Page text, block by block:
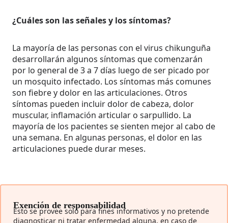
¿Cuáles son las señales y los síntomas?
La mayoría de las personas con el virus chikunguña
desarrollarán algunos síntomas que comenzarán
por lo general de 3 a 7 días luego de ser picado por
un mosquito infectado. Los síntomas más comunes
son fiebre y dolor en las articulaciones. Otros
síntomas pueden incluir dolor de cabeza, dolor
muscular, inflamación articular o sarpullido. La
mayoría de los pacientes se sienten mejor al cabo de
una semana. En algunas personas, el dolor en las
articulaciones puede durar meses.
Exención de responsabilidad
Esto se provee solo para fines informativos y no pretende
diagnosticar ni tratar enfermedad alguna. en caso de